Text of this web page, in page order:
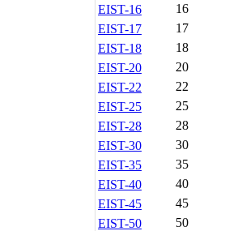
EIST-16
16
EIST-17
17
EIST-18
18
EIST-20
20
EIST-22
22
EIST-25
25
EIST-28
28
EIST-30
30
EIST-35
35
EIST-40
40
EIST-45
45
EIST-50
50